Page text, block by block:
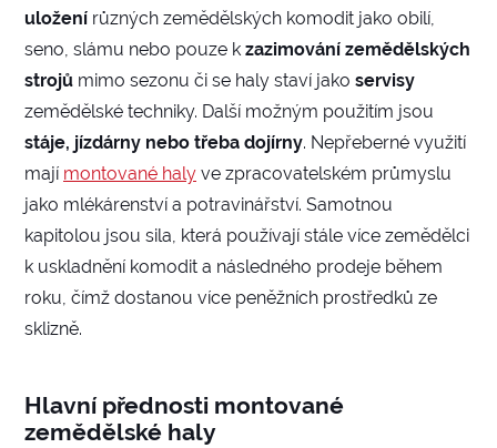
uložení různých zemědělských komodit jako obilí,
seno, slámu nebo pouze k zazimování zemědělských
strojů mimo sezonu či se haly staví jako servisy
zemědělské techniky. Další možným použitím jsou
stáje, jízdárny nebo třeba dojírny. Nepřeberné využití
mají montované haly ve zpracovatelském průmyslu
jako mlékárenství a potravinářství. Samotnou
kapitolou jsou sila, která používají stále více zemědělci
k uskladnění komodit a následného prodeje během
roku, čímž dostanou více peněžních prostředků ze
sklizně.
Hlavní přednosti montované
zemědělské haly